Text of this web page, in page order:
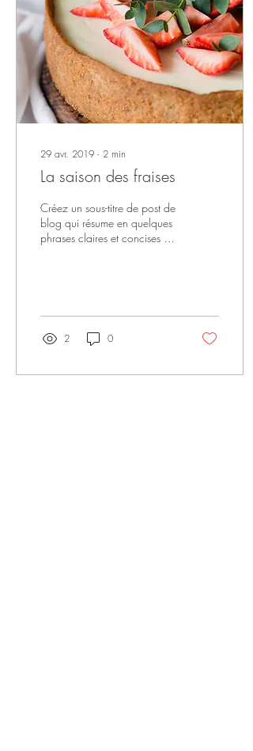
29 avr. 2019 ∙ 2 min
La saison des fraises
Créez un sous-titre de post de
blog qui résume en quelques
phrases claires et concises le
2 0